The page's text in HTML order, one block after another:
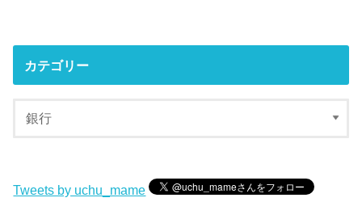
カテゴリー
Tweets by uchu_mame